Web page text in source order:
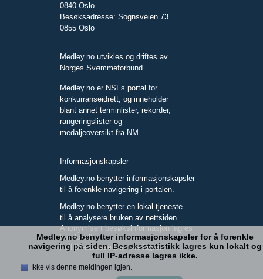
0840 Oslo
Besøksadresse: Sognsveien 73
0855 Oslo
Medley.no utvikles og driftes av
Norges Svømmeforbund.
Medley.no er NSFs portal for
konkurranseidrett, og inneholder
blant annet terminlister, rekorder,
rangeringslister og
medaljeoversikt fra NM.
Informasjonskapsler
Medley.no benytter informasjonskapsler
til å forenkle navigering i portalen.
Medley.no benytter en lokal tjeneste
til å analysere bruken av nettsiden.
Anonymisert besøksinformasjon lagres
kun lokalt.
Full IP-adresse blir ikke lagret.
Medley.no benytter informasjonskapsler for å forenkle
navigering på siden. Besøksstatistikk lagres kun lokalt og
full IP-adresse lagres ikke.
Ikke vis denne meldingen igjen.